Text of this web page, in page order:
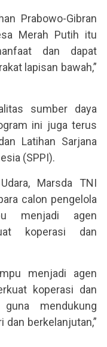
Prabowo-Gibran
Merah Putih itu
dan dapat
lapisan bawah,”
sumber daya
ini juga terus
Latihan Sarjana
(SPPI).
Marsda TNI
calon pengelola
menjadi agen
koperasi dan
menjadi agen
koperasi dan
guna mendukung
dan berkelanjutan,”